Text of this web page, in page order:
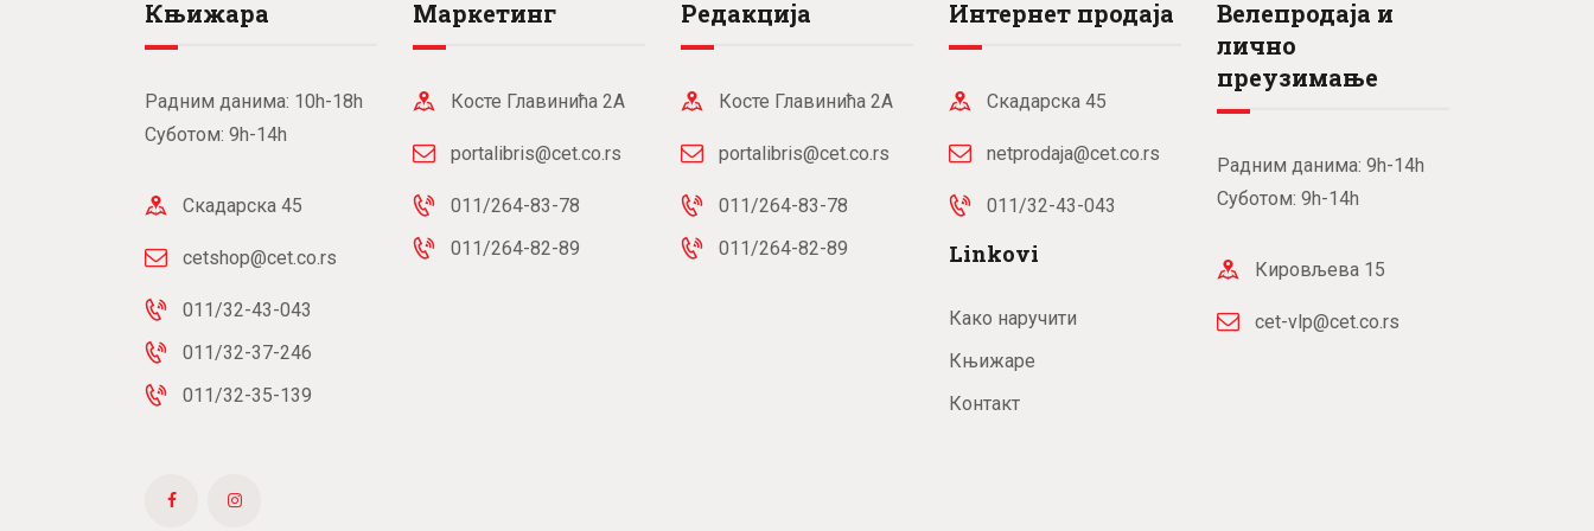
Књижара
Радним данима: 10h-18h
Суботом: 9h-14h
Скадарска 45
cetshop@cet.co.rs
011/32-43-043
011/32-37-246
011/32-35-139
Маркетинг
Косте Главинића 2А
portalibris@cet.co.rs
011/264-83-78
011/264-82-89
Редакција
Косте Главинића 2А
portalibris@cet.co.rs
011/264-83-78
011/264-82-89
Интернет продаја
Скадарска 45
netprodaja@cet.co.rs
011/32-43-043
Linkovi
Како наручити
Књижаре
Контакт
Велепродаја и
лично
преузимање
Радним данима: 9h-14h
Суботом: 9h-14h
Кировљева 15
cet-vlp@cet.co.rs